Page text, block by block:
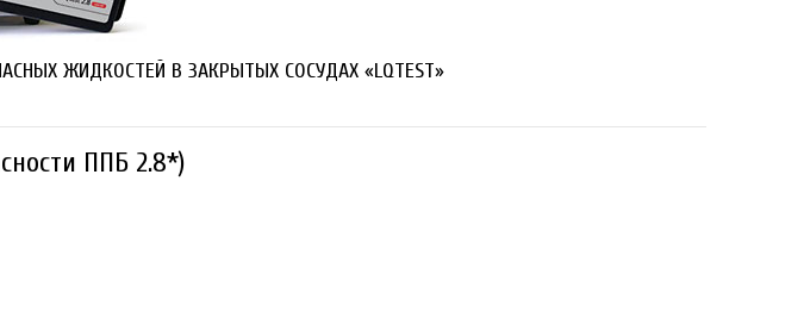
ЖИДКОСТЕЙ В ЗАКРЫТЫХ СОСУДАХ «LQTEST»
ППБ 2.8*)